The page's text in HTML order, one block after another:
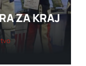
ZA KRAJ